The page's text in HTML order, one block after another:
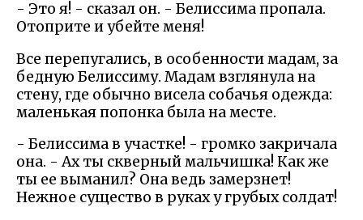
- Это я! - сказал он. - Белиссима пропала.
Отоприте и убейте меня!
Все перепугались, в особенности мадам, за
бедную Белиссиму. Мадам взглянула на
стену, где обычно висела собачья одежда:
маленькая попонка была на месте.
- Белиссима в участке! - громко закричала
она. - Ах ты скверный мальчишка! Как же
ты ее выманил? Она ведь замерзнет!
Нежное существо в руках у грубых солдат!